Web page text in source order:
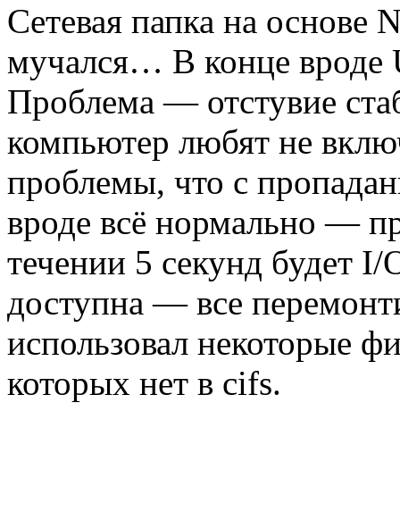
Сетевая папка на основе
мучался… В конце вроде
Проблема — отстувие
компьютер любят не
проблемы, что с
вроде всё нормально —
течении 5 секунд будет I/
доступна — все
использовал некоторые
которых нет в cifs.